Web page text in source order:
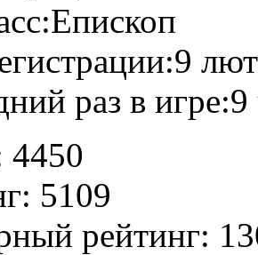
Епископ
9
раз в игре:9
4450
5109
рейтинг: